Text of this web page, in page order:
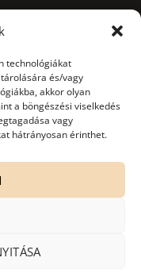
technológiákat
és/vagy
akkor olyan
a böngészési viselkedés
vagy
hátrányosan érinthet.